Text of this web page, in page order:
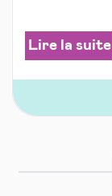
Lire la suite